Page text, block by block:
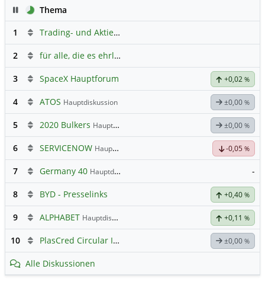
PauseThema
1
Trading- und Aktien-Chat
2 für alle, die es ehrlich meinen beim Traden.
3 SpaceX Hauptforum +0,02 %
4 ATOS Hauptdiskussion ±0,00 %
5 2020 Bulkers Hauptdiskussion ±0,00 %
6 SERVICENOW Hauptdiskussion -0,05 %
7 Germany 40 Hauptdiskussion -
8 BYD - Presselinks +0,40 %
9 ALPHABET Hauptdiskussion +0,11 %
10 PlasCred Circular Innovations ±0,00 %
Alle Diskussionen